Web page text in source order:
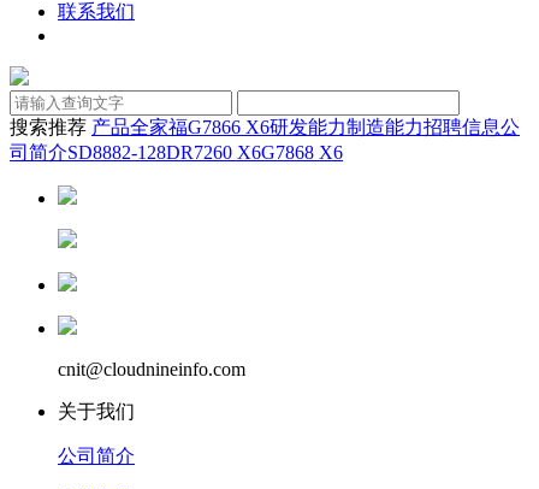
联系我们
搜索推荐 产品全家福G7866 X6研发能力制造能力招聘信息公
司简介SD8882-128DR7260 X6G7868 X6
cnit@cloudnineinfo.com
关于我们
公司简介